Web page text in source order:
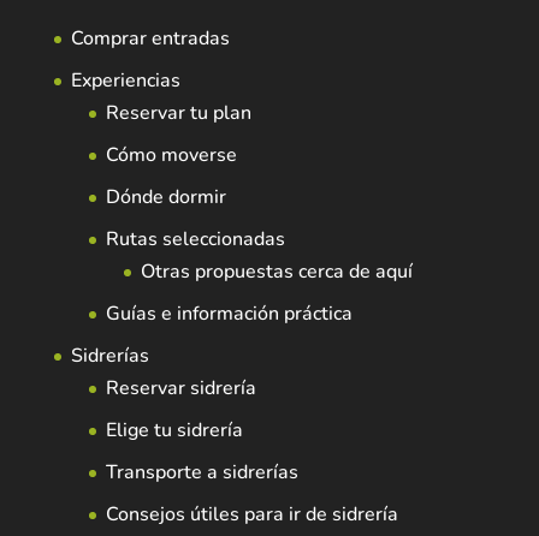
Comprar entradas
Experiencias
Reservar tu plan
Cómo moverse
Dónde dormir
Rutas seleccionadas
Otras propuestas cerca de aquí
Guías e información práctica
Sidrerías
Reservar sidrería
Elige tu sidrería
Transporte a sidrerías
Consejos útiles para ir de sidrería